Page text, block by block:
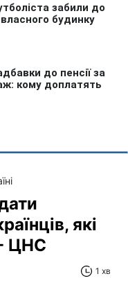
які
- ЦНС
1 хв